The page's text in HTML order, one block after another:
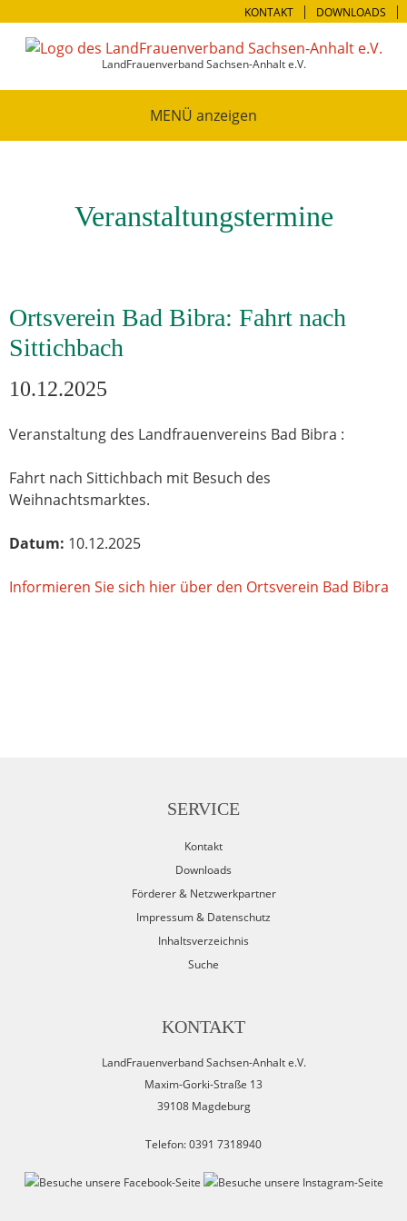
KONTAKT DOWNLOADS
LandFrauenverband Sachsen-Anhalt e.V.
MENÜ
Veranstaltungstermine
Ortsverein Bad Bibra: Fahrt nach
Sittichbach
10.12.2025
Veranstaltung des Landfrauenvereins Bad Bibra :
Fahrt nach Sittichbach mit Besuch des
Weihnachtsmarktes.
Datum: 10.12.2025
Informieren Sie sich hier über den Ortsverein Bad Bibra
SERVICE
Kontakt
Downloads
Förderer & Netzwerkpartner
Impressum & Datenschutz
Inhaltsverzeichnis
Suche
KONTAKT
LandFrauenverband Sachsen-Anhalt e.V.
Maxim-Gorki-Straße 13
39108 Magdeburg
Telefon: 0391 7318940